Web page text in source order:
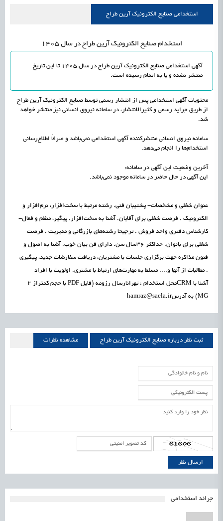
اشتغال و کارآفرینی راه‌اندازی «کارخانه نوآوری مینیاتوری فرآورده‌های گیاهی و طبیعی» در دستور کار معاونتاستخدامی صنايع الکترونيک آرين طراح
استخدام صنايع الکترونيک آرين طراح در سال 1405
آگهی استخدامی صنايع الکترونيک آرين طراح در سال 1405 تا این تاریخ
منتشر نشده و یا به اتمام رسیده است.
محتویات آگهی استخدامی پس از انتشار رسمی توسط صنايع الکترونيک آرين طراح
از طریق جراید رسمی و کثیرالانتشار، در سامانه نیروی انسانی نیز منتشر خواهد
شد.
سامانه نیروی انسانی منتشرکننده آگهی استخدامی نمی‌باشد و صرفاً اطلاع‌رسانی
استخدام‌ها را انجام می‌دهد.
آخرین وضعیت این آگهی در سامانه:
این آگهی در حال حاضر در سامانه موجود نمی‌باشد.
عنوان شغلی و مشخصات- پشتیبان فنی. رشته مرتبط با‌ سخت‌افزار، نرم‌افزار و
الکترونیک . فرصت شغلی برای آقایان. آشنا به سخت‌افزار. پیگیر، منظم و فعال-
کارشناس دفتری واحد فروش . ترجیحا رشته‌های بازرگانی و مدیریت . فرصت
شغلی برای بانوان. حداکثر 36‌سال سن. دارای فن بیان خوب. آشنا به اصول و
فنون مذاکره جهت برگزاری جلسات با مشتریان، دریافت سفارشات جدید، پیگیری
. مطالبات از آنها و.... مسلط به مهارت‌های ارتباط با مشتری. اولویت با افراد
آشنا با CRMمحل استخدام : تهرانارسال رزومه (فایل PDF با حجم کمتراز 2
MG) به آدرسhamraz@saela.ir
ثبت نظر درباره صنايع الکترونيک آرين طراح مشاهده نظرات
صنايع الکترونيک آرين طراح
جرائد استخدامی